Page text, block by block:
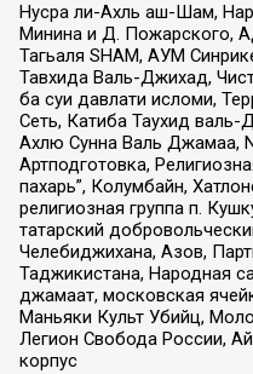
Нусра ли-Ахль аш-Шам,
Минина и Д. Пожарского,
Тагьаля SHAM, АУМ
Тавхида Валь-Джихад,
ба суи давлати исломи,
Сеть, Катиба Таухид
Ахлю Сунна Валь Джамаа,
Артподготовка,
пахарь”, Колумбайн,
религиозная группа п.
татарский
Челебиджихана, Азов,
Таджикистана, Народная
джамаат, московская
Маньяки Культ Убийц,
Легион Свобода России,
корпус